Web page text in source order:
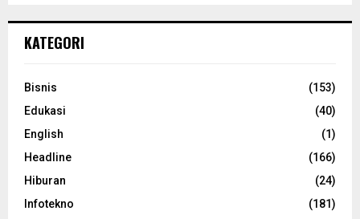
KATEGORI
Bisnis
(153)
Edukasi
(40)
English
(1)
Headline
(166)
Hiburan
(24)
Infotekno
(181)